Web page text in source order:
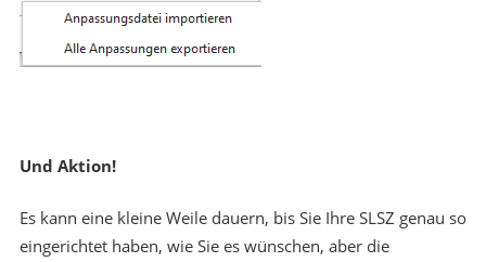
Und Aktion!
Es kann eine kleine Weile dauern, bis Sie Ihre SLSZ genau so
eingerichtet haben, wie Sie es wünschen, aber die